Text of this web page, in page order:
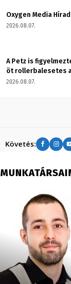
Oxygen Media
2026.08.07.
A Petz is
öt rollerbalesetes
2026.08.07.
Követés: